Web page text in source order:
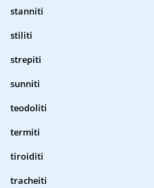
stanniti
stiliti
strepiti
sunniti
teodoliti
termiti
tiroiditi
tracheiti